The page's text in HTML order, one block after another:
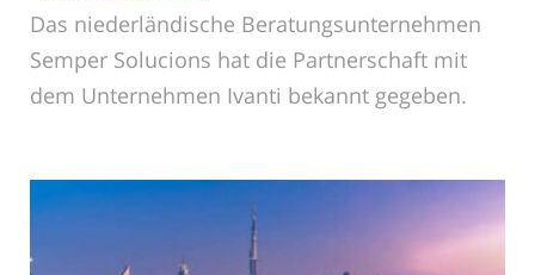
Das niederländische Beratungsunternehmen
Semper Solucions hat die Partnerschaft mit
dem Unternehmen Ivanti bekannt gegeben.